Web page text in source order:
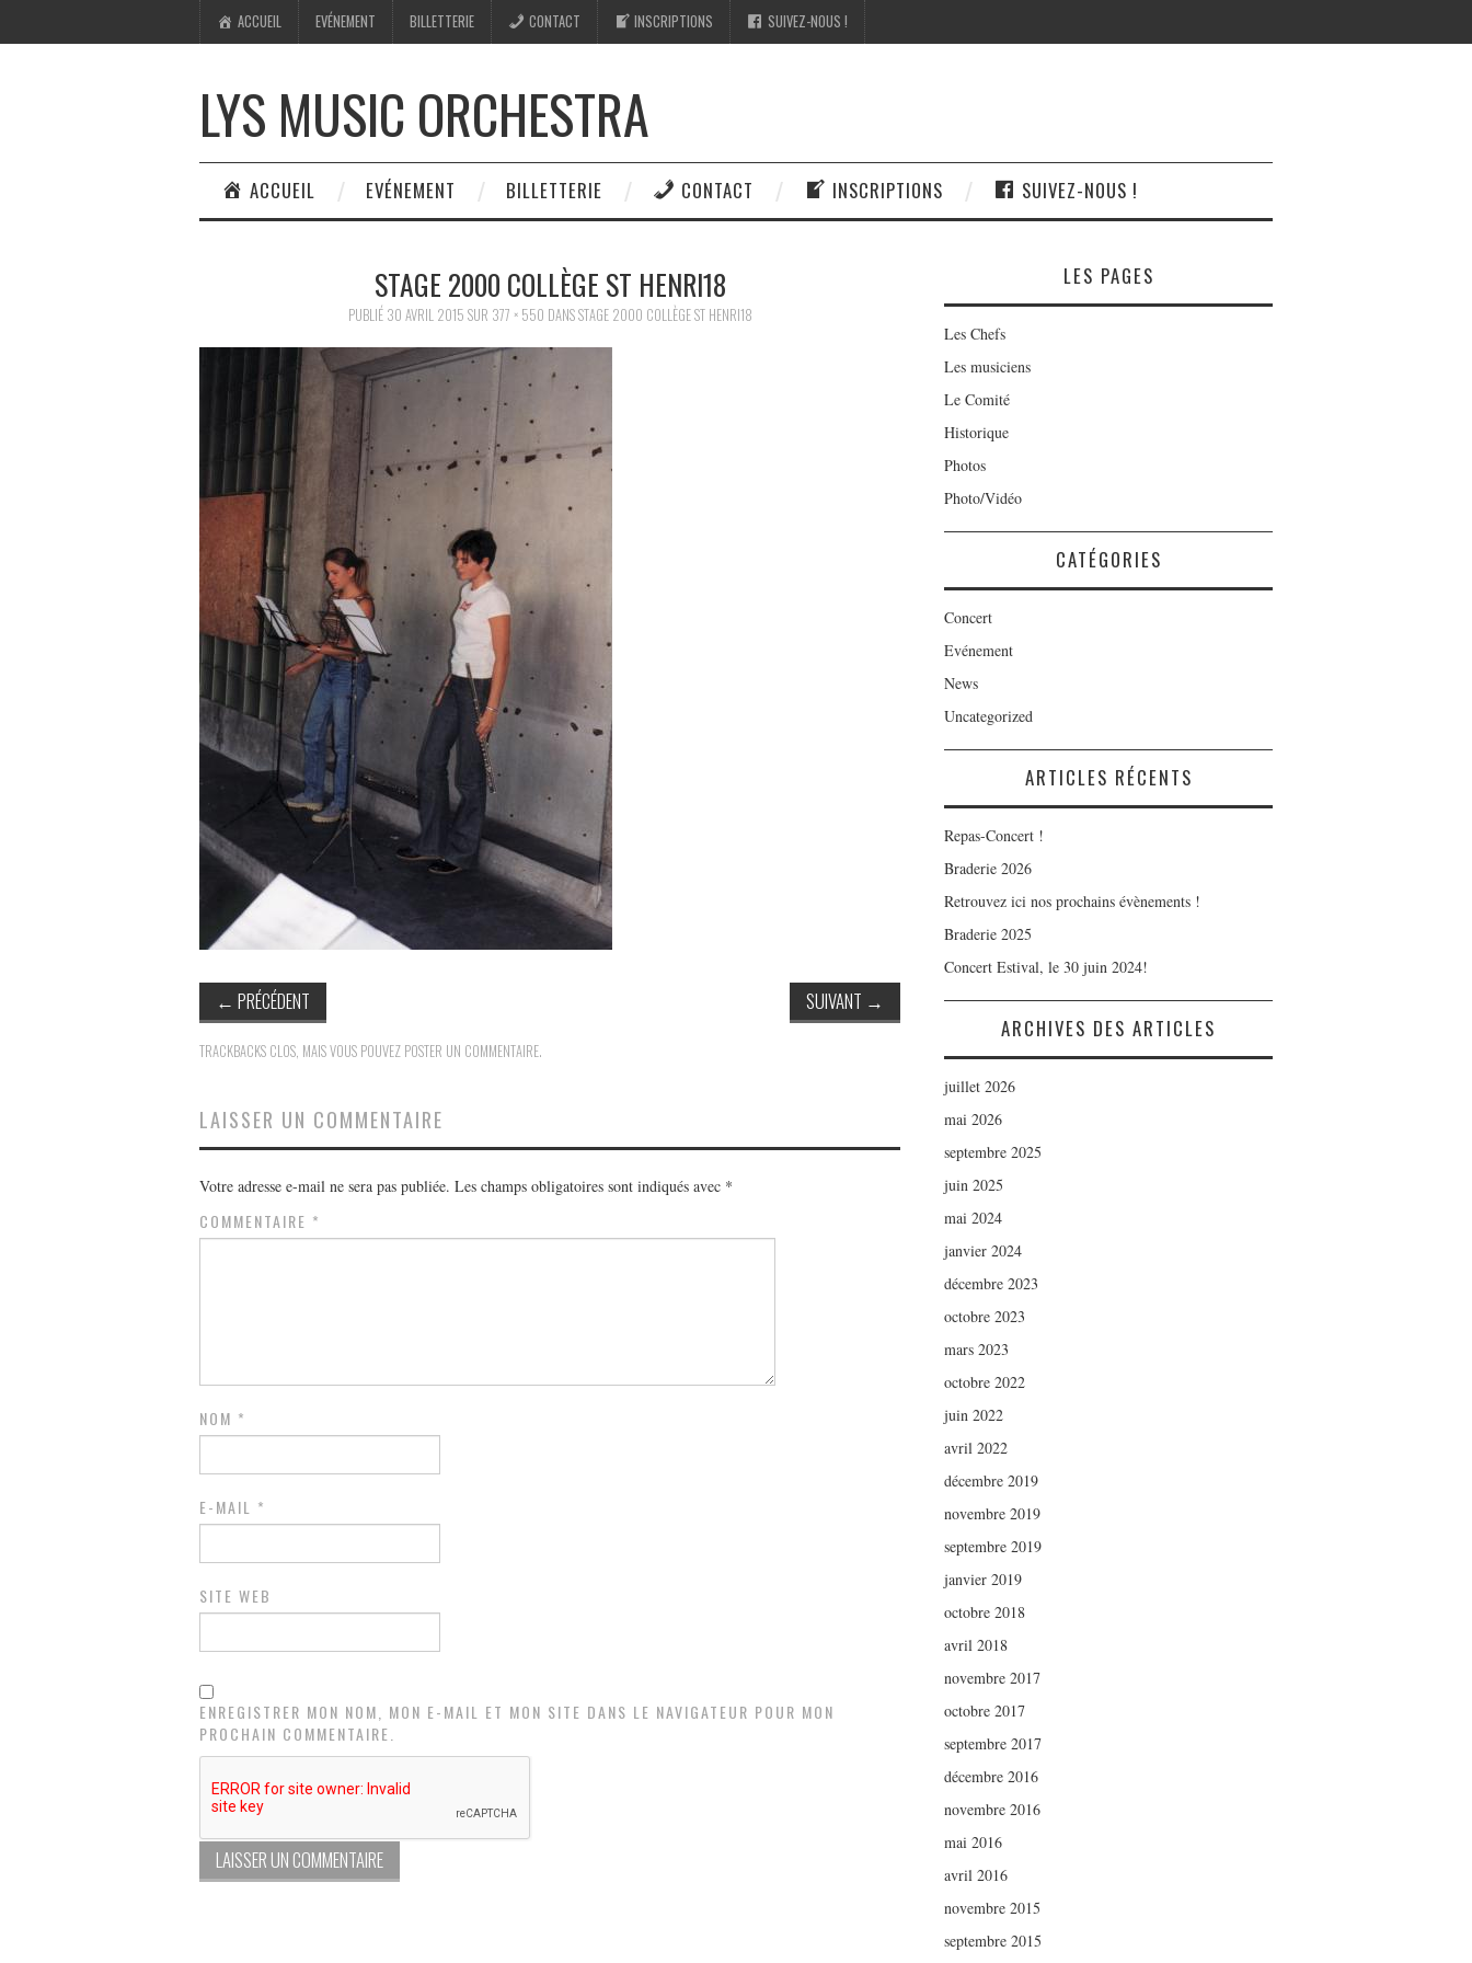
ACCUEIL EVÉNEMENT BILLETTERIE CONTACT INSCRIPTIONS SUIVEZ-NOUS !
LYS MUSIC ORCHESTRA
ACCUEIL EVÉNEMENT BILLETTERIE CONTACT INSCRIPTIONS SUIVEZ-NOUS !
STAGE 2000 COLLÈGE ST HENRI18
PUBLIÉ 30 AVRIL 2015 SUR 377 × 550 DANSSTAGE 2000 COLLÈGE ST HENRI18
← PRÉCÉDENT SUIVANT →
TRACKBACKS CLOS, MAIS VOUS POUVEZ POSTER UN COMMENTAIRE.
LAISSER UN COMMENTAIRE
Votre adresse e-mail ne sera pas publiée. Les champs obligatoires sont indiqués avec *
COMMENTAIRE *
NOM *
E-MAIL *
SITE WEB
ENREGISTRER MON NOM, MON E-MAIL ET MON SITE DANS LE NAVIGATEUR POUR MON
PROCHAIN COMMENTAIRE.
LES PAGES
Les Chefs
Les musiciens
Le Comité
Historique
Photos
Photo/Vidéo
CATÉGORIES
Concert
Evénement
News
Uncategorized
ARTICLES RÉCENTS
Repas-Concert !
Braderie 2026
Retrouvez ici nos prochains évènements !
Braderie 2025
Concert Estival, le 30 juin 2024!
ARCHIVES DES ARTICLES
juillet 2026
mai 2026
septembre 2025
juin 2025
mai 2024
janvier 2024
décembre 2023
octobre 2023
mars 2023
octobre 2022
juin 2022
avril 2022
décembre 2019
novembre 2019
septembre 2019
janvier 2019
octobre 2018
avril 2018
novembre 2017
octobre 2017
septembre 2017
décembre 2016
novembre 2016
mai 2016
avril 2016
novembre 2015
septembre 2015